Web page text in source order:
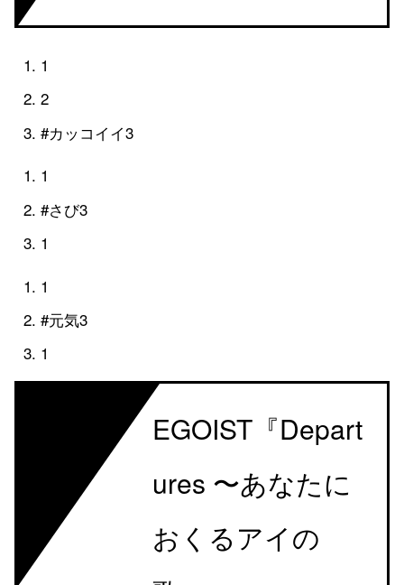
1
2
#カッコイイ3
1
#さび3
1
1
#元気3
1
EGOIST『Depart
ures 〜あなたに
おくるアイの